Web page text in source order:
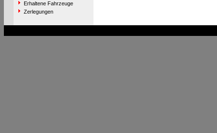
Erhaltene Fahrzeuge
Zerlegungen